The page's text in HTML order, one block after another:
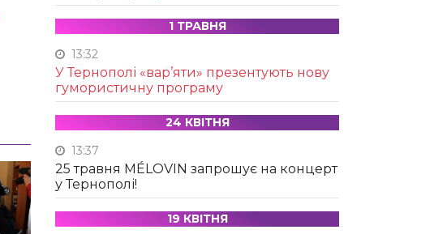
1 ТРАВНЯ
13:32
У Тернополі «вар’яти» презентують нову
гумористичну програму
24 КВІТНЯ
13:37
25 травня MÉLOVIN запрошує на концерт
у Тернополі!
19 КВІТНЯ